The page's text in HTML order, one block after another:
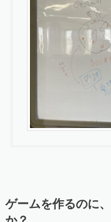
ゲームを作るのに